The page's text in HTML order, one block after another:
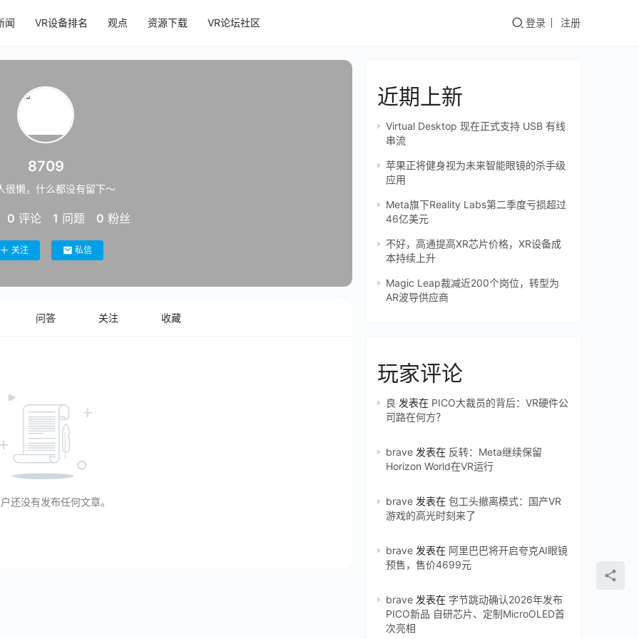
闻 VR设备排名 观点 资源下载 VR论坛社区 登录 注册
8709
很懒，什么都没有留下～
0 评论 1 问题 0 粉丝
关注 私信
问答 关注 收藏
还没有发布任何文章。
近期上新
Virtual Desktop 现在正式支持 USB 有线
串流
苹果正将健身视为未来智能眼镜的杀手级
应用
Meta旗下Reality Labs第二季度亏损超过
46亿美元
不好，高通提高XR芯片价格，XR设备成
本持续上升
Magic Leap裁减近200个岗位，转型为
AR波导供应商
玩家评论
良 发表在 PICO大裁员的背后：VR硬件公
司路在何方？
brave 发表在 反转：Meta继续保留
Horizon World在VR运行
brave 发表在 包工头撤离模式：国产VR
游戏的高光时刻来了
brave 发表在 阿里巴巴将开启夸克AI眼镜
预售，售价4699元
brave 发表在 字节跳动确认2026年发布
PICO新品 自研芯片、定制MicroOLED首
次亮相